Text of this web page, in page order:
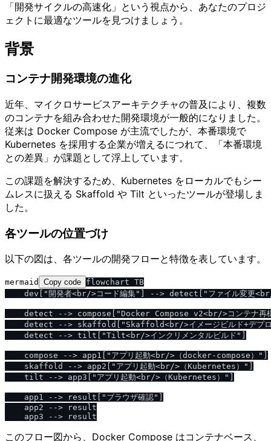
「開発サイクルの高速化」という視点から、あなたのプロジ
ェクトに最適なツールを見つけましょう。
背景
コンテナ開発環境の進化
近年、マイクロサービスアーキテクチャの普及により、複数
のコンテナを組み合わせた開発環境が一般的になりました。
従来は Docker Compose が主流でしたが、本番環境で
Kubernetes を採用する企業が増えるにつれて、「本番環境
との差異」が課題として浮上しています。
この課題を解決するため、Kubernetes をローカルでもシー
ムレスに扱える Skaffold や Tilt といったツールが登場しま
した。
各ツールの位置づけ
以下の図は、各ツールの開発フローと特徴を表しています。
mermaid Copy code flowchart TB
dev["開発者<br/>コード編集"] --> detect["ファイル変更
detect --> compose["Docker Compose v2<br/>コンテナ再
detect --> skaffold["Skaffold<br/>イメージビルド+デプ
    detect --> tilt["Tilt<br/>インクリメンタルビルド"]
    compose --> app1["アプリ起動<br/>（docker-compose）"]
    skaffold --> app2["アプリ起動<br/>（Kubernetes）"]
    tilt --> app3["アプリ起動<br/>（Kubernetes）"]
    app1 --> result["ブラウザ確認"]
    app2 --> result
このフロー図から、Docker Compose はコンテナベース、